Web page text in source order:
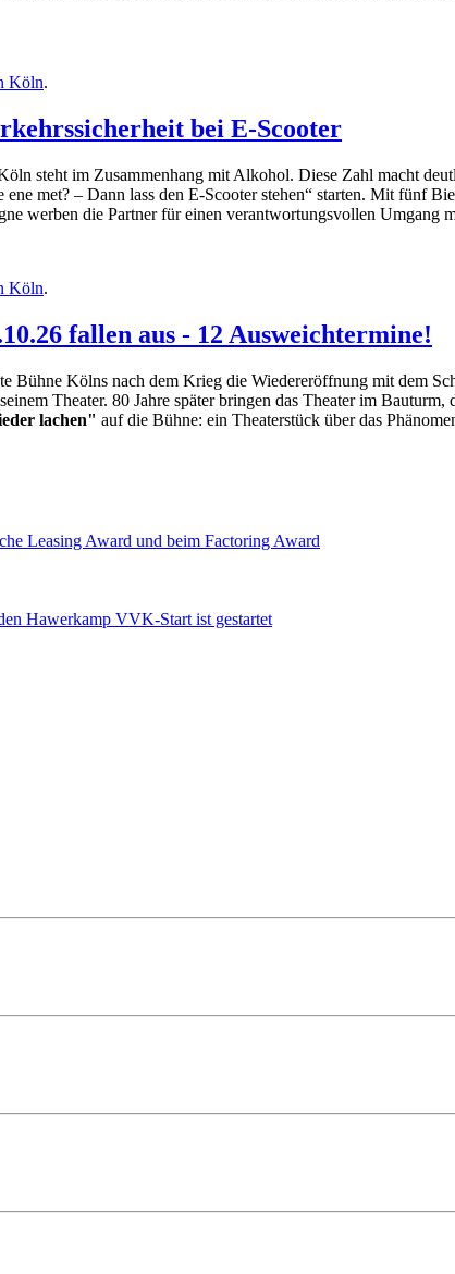
Köln.
bei E-Scooter
steht im Zusammenhang mit Alkohol. Diese Zahl macht
met? – Dann lass den E-Scooter stehen“ starten. Mit fünf
werben die Partner für einen verantwortungsvollen Umgang
Köln.
fallen aus - 12 Ausweichtermine!
Bühne Kölns nach dem Krieg die Wiedereröffnung mit dem
Theater. 80 Jahre später bringen das Theater im Bauturm,
lachen" auf die Bühne: ein Theaterstück über das
Leasing Award und beim Factoring Award
Hawerkamp VVK-Start ist gestartet